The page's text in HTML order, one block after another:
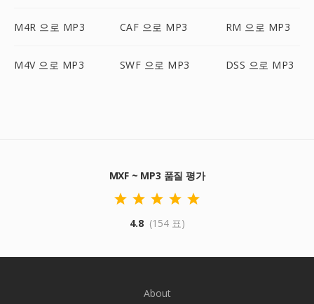
M4R 으로 MP3 CAF 으로 MP3 RM 으로 MP3
M4V 으로 MP3 SWF 으로 MP3 DSS 으로 MP3
MXF ~ MP3 품질 평가
4.8 (154 표)
About